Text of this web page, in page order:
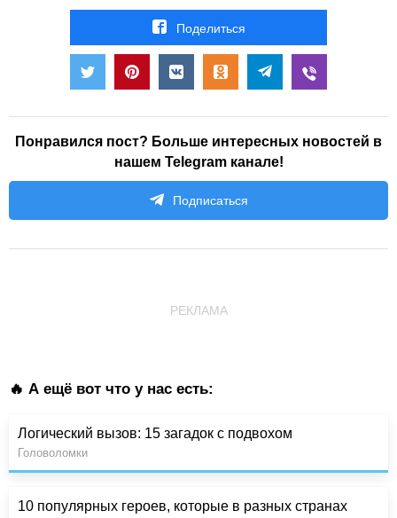
Поделиться
Понравился пост? Больше интересных новостей в
нашем Telegram канале!
Подписаться
РЕКЛАМА
🔥 А ещё вот что у нас есть:
Логический вызов: 15 загадок с подвохом
Головоломки
10 популярных героев, которые в разных странах